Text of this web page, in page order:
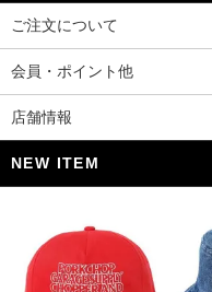
ご注文について
会員・ポイント他
店舗情報
NEW ITEM